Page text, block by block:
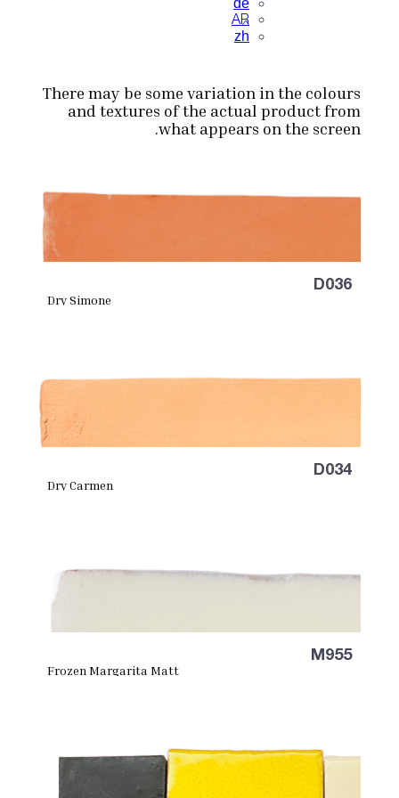
de
AR
zh
There may be some variation in the colours
and textures of the actual product from
what appears on the screen.
D036
Dry Simone
D034
Dry Carmen
M955
Frozen Margarita Matt